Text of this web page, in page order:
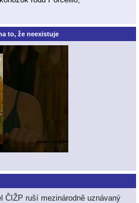
to, že neexistuje
ČIŽP ruší mezinárodně uznávaný